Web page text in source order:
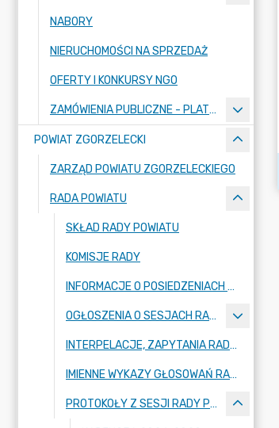
NABORY
NIERUCHOMOŚCI NA SPRZEDAŻ
OFERTY I KONKURSY NGO
ZAMÓWIENIA PUBLICZNE - PLATFORMA ZAKUPOWA
POWIAT ZGORZELECKI
ZARZĄD POWIATU ZGORZELECKIEGO
RADA POWIATU
SKŁAD RADY POWIATU
KOMISJE RADY
INFORMACJE O POSIEDZENIACH KOMISJI
OGŁOSZENIA O SESJACH RADY POWIATU
INTERPELACJE, ZAPYTANIA RADNYCH
IMIENNE WYKAZY GŁOSOWAŃ RADNYCH
PROTOKOŁY Z SESJI RADY POWIATU ZGORZELECKIEGO